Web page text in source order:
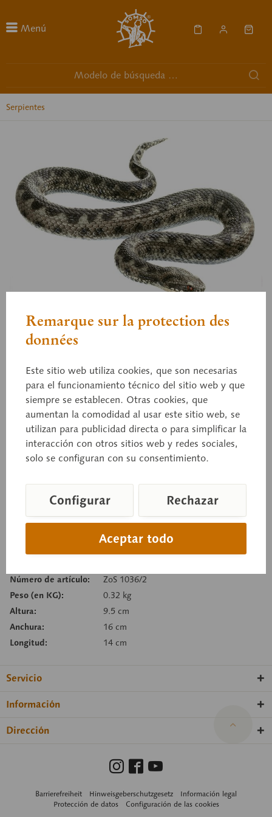
Menú
Serpientes
ZoS 1036/2
macho, estadio adulto temprano, Vipera b. berus.
De tamaño natural, de SOMSO-PLAST®.
Tiempo de entrega a petición
Cesta de consulta
Recordar
Número de artículo:
ZoS 1036/2
Peso (en KG):
0.32 kg
Altura:
9.5 cm
Anchura:
16 cm
Longitud:
14 cm
Servicio
Información
Dirección
Barrierefreiheit Hinweisgeberschutzgesetz
Información legal
Protección de datos
Configuración de las cookies
Remarque sur la protection des
données
Este sitio web utiliza cookies, que son necesarias
para el funcionamiento técnico del sitio web y que
siempre se establecen. Otras cookies, que
aumentan la comodidad al usar este sitio web, se
utilizan para publicidad directa o para simplificar la
interacción con otros sitios web y redes sociales,
solo se configuran con su consentimiento.
Aceptar todo
Configurar Rechazar